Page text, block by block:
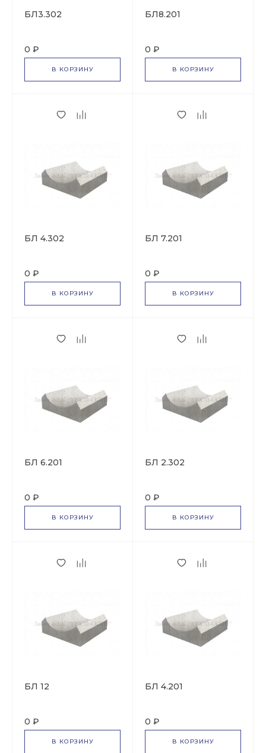
БЛ3.302
0 ₽
В КОРЗИНУ
БЛ8.201
0 ₽
В КОРЗИНУ
БЛ 4.302
0 ₽
В КОРЗИНУ
БЛ 7.201
0 ₽
В КОРЗИНУ
БЛ 6.201
0 ₽
В КОРЗИНУ
БЛ 2.302
0 ₽
В КОРЗИНУ
БЛ 12
0 ₽
В КОРЗИНУ
БЛ 4.201
0 ₽
В КОРЗИНУ